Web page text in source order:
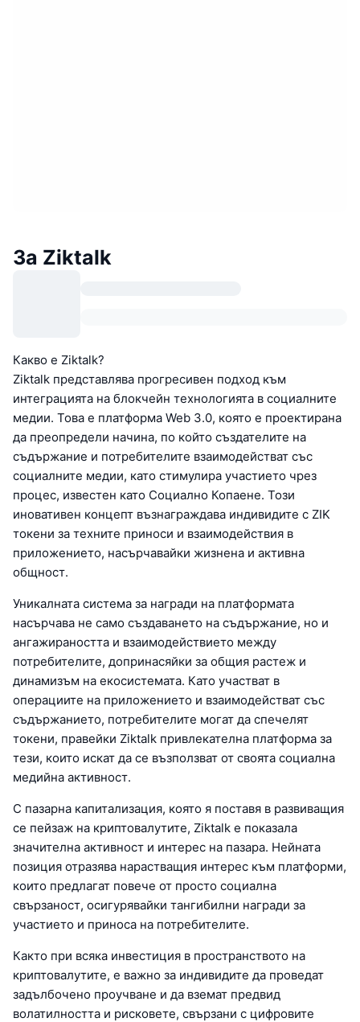
За Ziktalk
Какво е Ziktalk?
Ziktalk представлява прогресивен подход към
интеграцията на блокчейн технологията в социалните
медии. Това е платформа Web 3.0, която е проектирана
да преопредели начина, по който създателите на
съдържание и потребителите взаимодействат със
социалните медии, като стимулира участието чрез
процес, известен като Социално Копаене. Този
иновативен концепт възнаграждава индивидите с ZIK
токени за техните приноси и взаимодействия в
приложението, насърчавайки жизнена и активна
общност.
Уникалната система за награди на платформата
насърчава не само създаването на съдържание, но и
ангажираността и взаимодействието между
потребителите, допринасяйки за общия растеж и
динамизъм на екосистемата. Като участват в
операциите на приложението и взаимодействат със
съдържанието, потребителите могат да спечелят
токени, правейки Ziktalk привлекателна платформа за
тези, които искат да се възползват от своята социална
медийна активност.
С пазарна капитализация, която я поставя в развиващия
се пейзаж на криптовалутите, Ziktalk е показала
значителна активност и интерес на пазара. Нейната
позиция отразява нарастващия интерес към платформи,
които предлагат повече от просто социална
свързаност, осигурявайки тангибилни награди за
участието и приноса на потребителите.
Както при всяка инвестиция в пространството на
криптовалутите, е важно за индивидите да проведат
задълбочено проучване и да вземат предвид
волатилността и рисковете, свързани с цифровите